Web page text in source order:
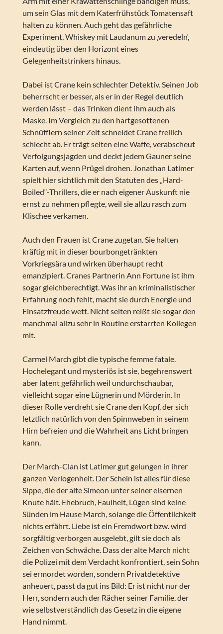
um sein Glas mit dem Katerfrühstück Tomatensaft
halten zu können. Auch geht das gefährliche
Experiment, Whiskey mit Laudanum zu ‚veredeln‘,
eindeutig über den Horizont eines
Gelegenheitstrinkers hinaus.
Dabei ist Crane kein schlechter Detektiv. Seinen Job
beherrscht er besser, als er in der Regel deutlich
werden lässt – das Trinken dient ihm auch als
Maske. Im Vergleich zu den hartgesottenen
Schnüfflern seiner Zeit schneidet Crane freilich
schlecht ab. Er trägt selten eine Waffe, verabscheut
Verfolgungsjagden und deckt jedem Gauner seine
Karten auf, wenn Prügel drohen. Jonathan Latimer
spielt hier sichtlich mit den Statuten des „Hard-
Boiled“-Thrillers, die er nach eigener Auskunft nie
ernst zu nehmen pflegte, weil sie allzu rasch zum
Klischee verkamen.
Auch den Frauen ist Crane zugetan. Sie halten
kräftig mit in dieser bourbongetränkten
Vorkriegsära und wirken überhaupt recht
emanzipiert. Cranes Partnerin Ann Fortune ist ihm
sogar gleichberechtigt. Was ihr an kriminalistischer
Erfahrung noch fehlt, macht sie durch Energie und
Einsatzfreude wett. Nicht selten reißt sie sogar den
manchmal allzu sehr in Routine erstarrten Kollegen
mit.
Carmel March gibt die typische femme fatale.
Hochelegant und mysteriös ist sie, begehrenswert
aber latent gefährlich weil undurchschaubar,
vielleicht sogar eine Lügnerin und Mörderin. In
dieser Rolle verdreht sie Crane den Kopf, der sich
letztlich natürlich von den Spinnweben in seinem
Hirn befreien und die Wahrheit ans Licht bringen
kann.
Der March-Clan ist Latimer gut gelungen in ihrer
ganzen Verlogenheit. Der Schein ist alles für diese
Sippe, die der alte Simeon unter seiner eisernen
Knute hält. Ehebruch, Faulheit, Lügen sind keine
Sünden im Hause March, solange die Öffentlichkeit
nichts erfährt. Liebe ist ein Fremdwort bzw. wird
sorgfältig verborgen ausgelebt, gilt sie doch als
Zeichen von Schwäche. Dass der alte March nicht
die Polizei mit dem Verdacht konfrontiert, sein Sohn
sei ermordet worden, sondern Privatdetektive
anheuert, passt da gut ins Bild: Er ist nicht nur der
Herr, sondern auch der Rächer seiner Familie, der
wie selbstverständlich das Gesetz in die eigene
Hand nimmt.